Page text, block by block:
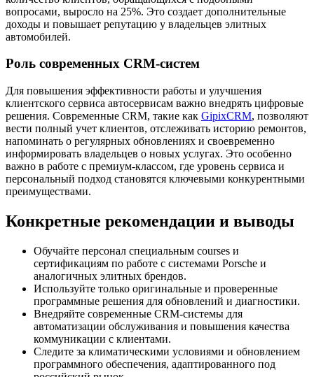
вопросами, выросло на 25%. Это создает дополнительные
доходы и повышает репутацию у владельцев элитных
автомобилей.
Роль современных CRM-систем
Для повышения эффективности работы и улучшения
клиентского сервиса автосервисам важно внедрять цифровые
решения. Современные CRM, такие как GipixCRM, позволяют
вести полный учет клиентов, отслеживать историю ремонтов,
напоминать о регулярных обновлениях и своевременно
информировать владельцев о новых услугах. Это особенно
важно в работе с премиум-классом, где уровень сервиса и
персональный подход становятся ключевыми конкурентными
преимуществами.
Конкретные рекомендации и выводы
Обучайте персонал специальным courses и
сертификациям по работе с системами Porsche и
аналогичных элитных брендов.
Используйте только оригинальные и проверенные
программные решения для обновлений и диагностики.
Внедряйте современные CRM-системы для
автоматизации обслуживания и повышения качества
коммуникации с клиентами.
Следите за климатическими условиями и обновлением
программного обеспечения, адаптированного под